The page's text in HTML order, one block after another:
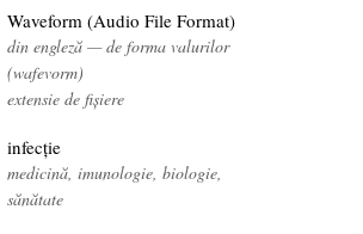
Waveform (Audio File Format)
din engleză — de forma valurilor
(wafevorm)
extensie de fișiere
infecție
medicină, imunologie, biologie,
sănătate